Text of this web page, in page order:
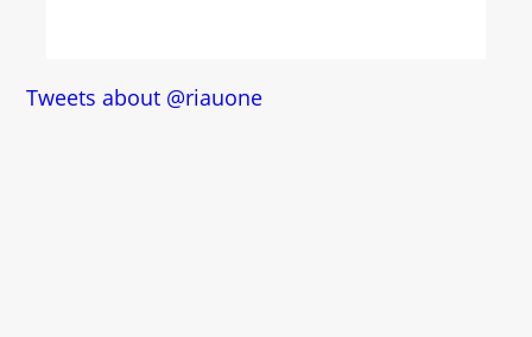
Tweets about @riauone